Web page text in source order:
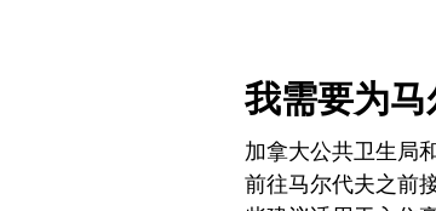
我需要为马
加拿大公共卫生局
前往马尔代夫之前